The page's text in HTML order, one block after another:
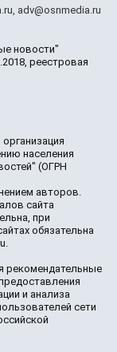
, adv@osnmedia.ru
новости"
реестровая
населения
(ОГРН
авторов.
сайта
при
обязательна
рекомендательные
и анализа
сети